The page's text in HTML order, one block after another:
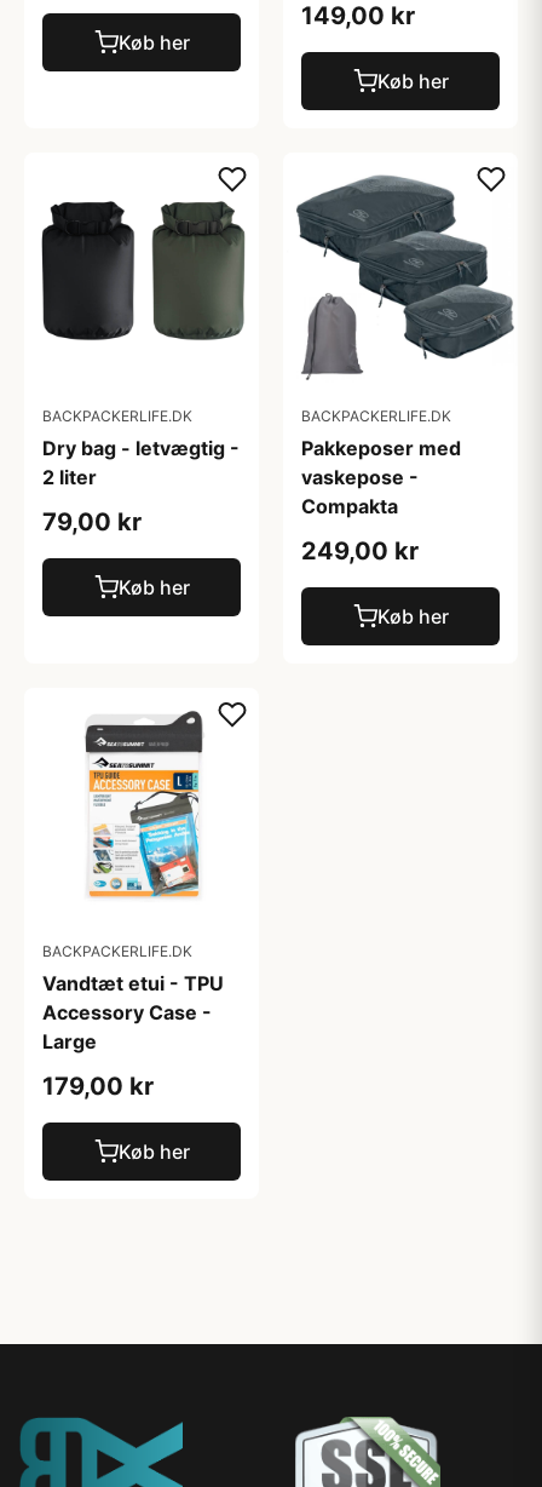
Køb her
149,00 kr
Køb her
BACKPACKERLIFE.DK
Dry bag - letvægtig -
2 liter
79,00 kr
Køb her
BACKPACKERLIFE.DK
Pakkeposer med
vaskepose -
Compakta
249,00 kr
Køb her
BACKPACKERLIFE.DK
Vandtæt etui - TPU
Accessory Case -
Large
179,00 kr
Køb her